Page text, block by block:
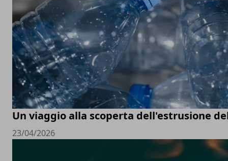
Un viaggio alla scoperta dell'estrusione
23/04/2026